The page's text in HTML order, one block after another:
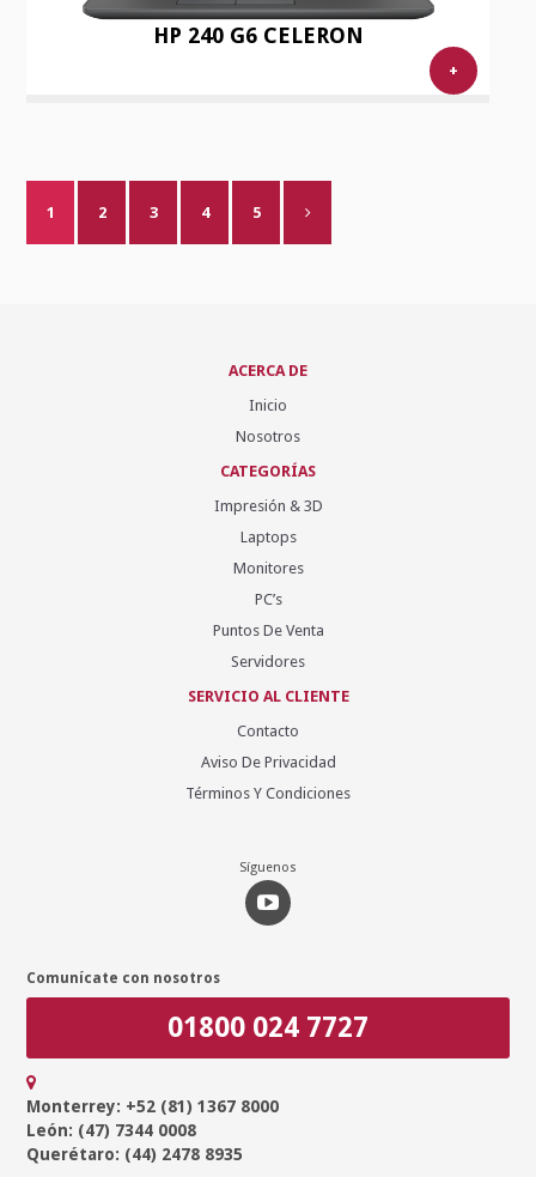
HP 240 G6 CELERON
+
1 2 3 4 5
ACERCA DE
Inicio
Nosotros
CATEGORÍAS
Impresión & 3D
Laptops
Monitores
PC’s
Puntos De Venta
Servidores
SERVICIO AL CLIENTE
Contacto
Aviso De Privacidad
Términos Y Condiciones
Síguenos
Comunícate con nosotros
01800 024 7727
Monterrey: +52 (81) 1367 8000
León: (47) 7344 0008
Querétaro: (44) 2478 8935